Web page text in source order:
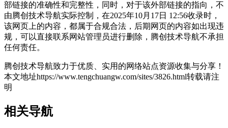
部链接的准确性和完整性，同时，对于该外部链接的指向，不
由腾创技术导航实际控制，在2025年10月17日 12:56收录时，
该网页上的内容，都属于合规合法，后期网页的内容如出现违
规，可以直接联系网站管理员进行删除，腾创技术导航不承担
任何责任。
腾创技术导航致力于优质、实用的网络站点资源收集与分享！
本文地址https://www.tengchuangw.com/sites/3826.html转载请注
明
相关导航